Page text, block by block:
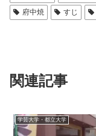
府中焼
すじ
関連記事
学芸大学・都立大学